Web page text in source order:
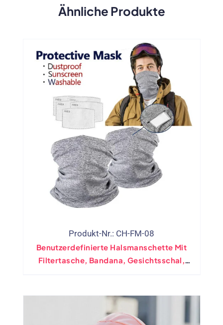
Ähnliche Produkte
Produkt-Nr.: CH-FM-08
Benutzerdefinierte Halsmanschette Mit
Filtertasche, Bandana, Gesichtsschal,